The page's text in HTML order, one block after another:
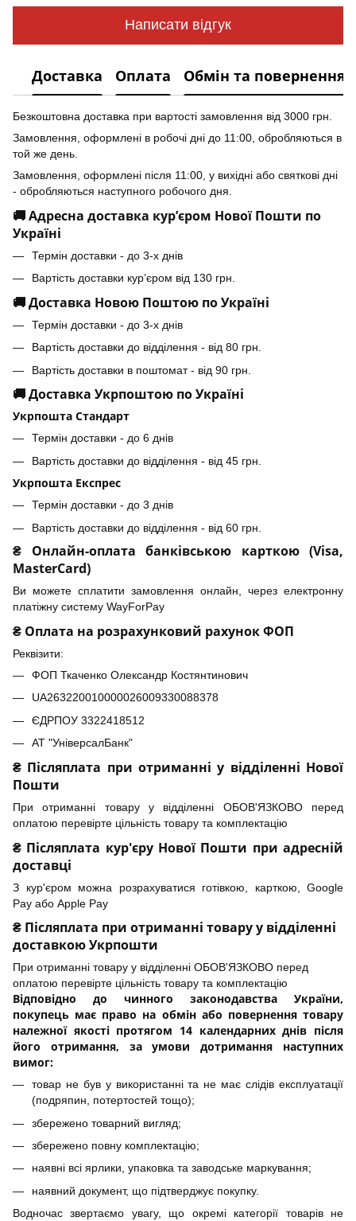
Написати відгук
Доставка Оплата Обмін та повернення
Безкоштовна доставка при вартості замовлення від 3000 грн.
Замовлення, оформлені в робочі дні до 11:00, обробляються в
той же день.
Замовлення, оформлені після 11:00, у вихідні або святкові дні
- обробляються наступного робочого дня.
🚚 Адресна доставка кур’єром Нової Пошти по
Україні
Термін доставки - до 3-х днів
Вартість доставки кур’єром від 130 грн.
🚚 Доставка Новою Поштою по Україні
Термін доставки - до 3-х днів
Вартість доставки до відділення - від 80 грн.
Вартість доставки в поштомат - від 90 грн.
🚚 Доставка Укрпоштою по Україні
Укрпошта Стандарт
Термін доставки - до 6 днів
Вартість доставки до відділення - від 45 грн.
Укрпошта Експрес
Термін доставки - до 3 днів
Вартість доставки до відділення - від 60 грн.
₴ Онлайн-оплата банківською карткою (Visa,
MasterCard)
Ви можете сплатити замовлення онлайн, через електронну
платіжну систему WayForPay
₴ Оплата на розрахунковий рахунок ФОП
Реквізити:
ФОП Ткаченко Олександр Костянтинович
UA263220010000026009330088378
ЄДРПОУ 3322418512
АТ "УніверсалБанк"
₴ Післяплата при отриманні у відділенні Нової
Пошти
При отриманні товару у відділенні ОБОВ'ЯЗКОВО перед
оплатою перевірте цільність товару та комплектацію
₴ Післяплата кур'єру Нової Пошти при адресній
доставці
З кур'єром можна розрахуватися готівкою, карткою, Google
Pay або Apple Pay
₴ Післяплата при отриманні товару у відділенні
доставкою Укрпошти
При отриманні товару у відділенні ОБОВ'ЯЗКОВО перед
оплатою перевірте цільність товару та комплектацію
Відповідно до чинного законодавства України,
покупець має право на обмін або повернення товару
належної якості протягом 14 календарних днів після
його отримання, за умови дотримання наступних
вимог:
товар не був у використанні та не має слідів експлуатації
(подряпин, потертостей тощо);
збережено товарний вигляд;
збережено повну комплектацію;
наявні всі ярлики, упаковка та заводське маркування;
наявний документ, що підтверджує покупку.
Водночас звертаємо увагу, що окремі категорії товарів не